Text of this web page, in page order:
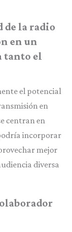
de la radio
en un
tanto el
el potencial
en
centran en
incorporar
mejor
diversa